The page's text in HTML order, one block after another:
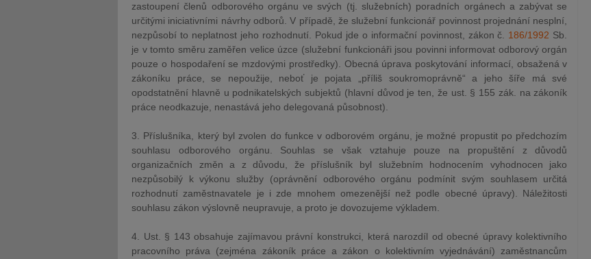
zastoupení členů odborového orgánu ve svých (tj. služebních) poradních orgánech a zabývat se
určitými iniciativními návrhy odborů. V případě, že služební funkcionář povinnost projednání nesplní,
nezpůsobí to neplatnost jeho rozhodnutí. Pokud jde o informační povinnost, zákon č. 186/1992 Sb.
je v tomto směru zaměřen velice úzce (služební funkcionáři jsou povinni informovat odborový orgán
pouze o hospodaření se mzdovými prostředky). Obecná úprava poskytování informací, obsažená v
zákoníku práce, se nepoužije, neboť je pojata „příliš soukromoprávně“ a jeho šíře má své
opodstatnění hlavně u podnikatelských subjektů (hlavní důvod je ten, že ust. § 155 zák. na zákoník
práce neodkazuje, nenastává jeho delegovaná působnost).
3. Příslušníka, který byl zvolen do funkce v odborovém orgánu, je možné propustit po předchozím
souhlasu odborového orgánu. Souhlas se však vztahuje pouze na propuštění z důvodů
organizačních změn a z důvodu, že příslušník byl služebním hodnocením vyhodnocen jako
nezpůsobilý k výkonu služby (oprávnění odborového orgánu podmínit svým souhlasem určitá
rozhodnutí zaměstnavatele je i zde mnohem omezenější než podle obecné úpravy). Náležitosti
souhlasu zákon výslovně neupravuje, a proto je dovozujeme výkladem.
4. Ust. § 143 obsahuje zajímavou právní konstrukci, která narozdíl od obecné úpravy kolektivního
pracovního práva (zejména zákoník práce a zákon o kolektivním vyjednávání) zaměstnancům